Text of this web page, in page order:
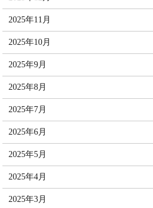
2025年11月
2025年10月
2025年9月
2025年8月
2025年7月
2025年6月
2025年5月
2025年4月
2025年3月